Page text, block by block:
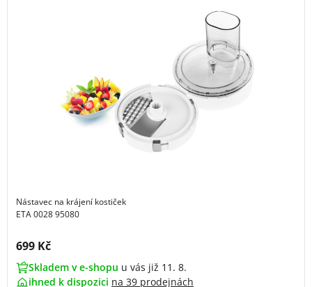
Nástavec na krájení kostiček
ETA 0028 95080
Cena s DPH:
699 Kč
Skladem v e-shopu u vás již 11. 8.
ihned k dispozici na 39 prodejnách